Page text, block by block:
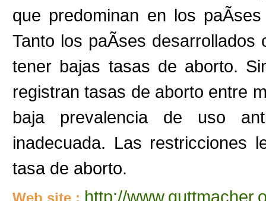
que predominan en los
Tanto los paÃ­ses
tener bajas tasas de aborto.
registran tasas de aborto entre
baja prevalencia de uso
inadecuada. Las restricciones
tasa de aborto.
Web site : http://